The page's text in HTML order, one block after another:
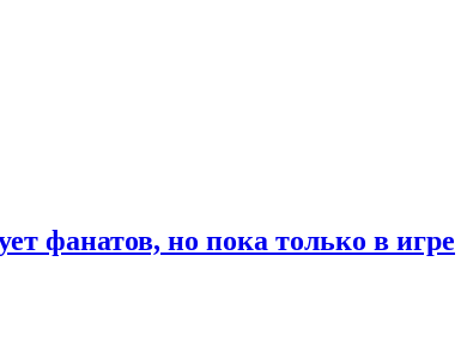
фанатов, но пока только в игре